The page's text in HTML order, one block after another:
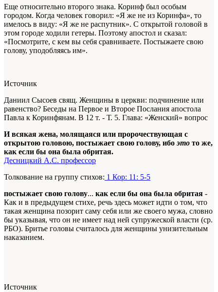
Еще относительно второго знака. Коринф был особым
городом. Когда человек говорил: «Я же не из Коринфа», то
имелось в виду: «Я же не распутник». С открытой головой в
этом городе ходили гетеры. Поэтому апостол и сказал:
«Посмотрите, с кем вы себя сравниваете. Постыжаете свою
голову, уподобляясь им».
Источник
Даниил Сысоев свящ. Женщины в церкви: подчинение или
равенство? Беседы на Первое и Второе Послания апостола
Павла к Коринфянам. В 12 т. - Т. 5. Глава: «Женский» вопрос
И всякая жена, молящаяся или пророчествующая с
открытою головою, постыжает свою голову, ибоэто то же,
как если бы она была обритая.
Десницкий А.С. профессор
Толкование на группу стихов: 1 Кор: 11: 5-5
постыжает свою голову... как если бы она была обритая -
Как и в предыдущем стихе, речь здесь может идти о том, что
такая женщина позорит саму себя или же своего мужа, словно
бы указывая, что он не имеет над ней супружеской власти (ср.
РБО). Бритье головы считалось для женщины унизительным
наказанием.
Источник